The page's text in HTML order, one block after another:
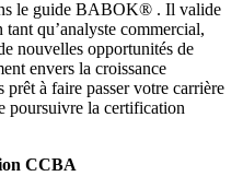
le guide BABOK® . Il valide
qu’analyste commercial,
nouvelles opportunités de
envers la croissance
à faire passer votre carrière
poursuivre la certification
CCBA